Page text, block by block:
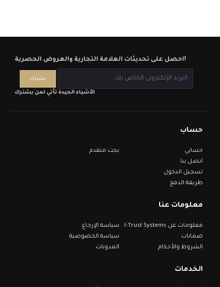
احصل على تحديثات العلامة التجارية والعروض الحصرية!
الأشياء الجيدة تأتي لمن يشترك
حساب
حسابي
اتصل بنا
تسجيل الدخول
طريقة الدفع
بحث متقدم
معلومات عنا
معلومات عن I-Trust Systems
ضمانات
الشروط والأحكام
سياسة الإرجاع
سياسة الخصوصية
المدونات
الخدمات